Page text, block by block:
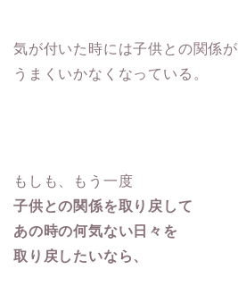
気が付いた時には子供との関係が
うまくいかなくなっている。
もしも、もう一度
子供との関係を取り戻して
あの時の何気ない日々を
取り戻したいなら、